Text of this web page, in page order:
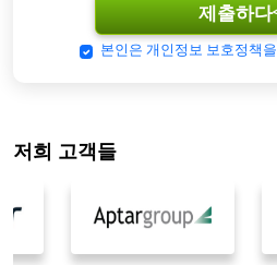
제출하다
본인은 개인정보 보호정책을
저희 고객들